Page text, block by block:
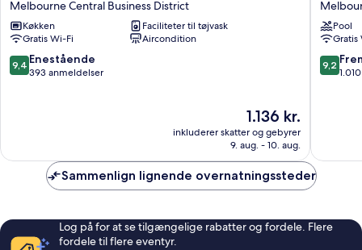
Apartments
by
CLLIX
Melbourne
Central
Melbourne Central Business District
Køkken
Faciliteter til tøjvask
Gratis Wi-Fi
Aircondition
9.4
ud
9,4 Enestående
393 anmeldelser
Prisen
1.136 kr.
1.136 kr.
inkluderer skatter og gebyrer
9. aug. - 10. aug.
Central
Business
District
Pool
Gratis
9.2
ud
9,2
Sammenlign lignende overnatningssteder
Log på for at se tilgængelige rabatter og fordele. Flere
fordele til flere eventyr.